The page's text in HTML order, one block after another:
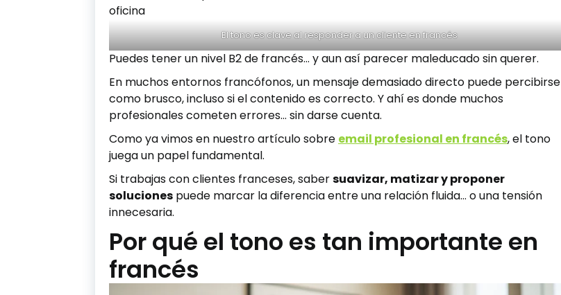
El tono es clave al responder a un cliente en francés
Puedes tener un nivel B2 de francés… y aun así parecer maleducado sin querer.
En muchos entornos francófonos, un mensaje demasiado directo puede percibirse
como brusco, incluso si el contenido es correcto. Y ahí es donde muchos
profesionales cometen errores… sin darse cuenta.
Como ya vimos en nuestro artículo sobre email profesional en francés, el tono
juega un papel fundamental.
Si trabajas con clientes franceses, sabersuavizar, matizar y proponer
soluciones puede marcar la diferencia entre una relación fluida… o una tensión
innecesaria.
Por qué el tono es tan importante en
francés